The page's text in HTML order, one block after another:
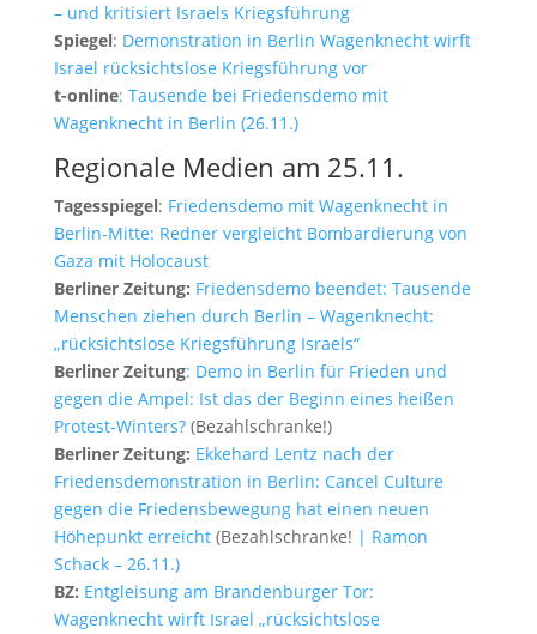
– und kritisiert Israels Kriegsführung
Spiegel: Demonstration in Berlin Wagenknecht wirft
Israel rücksichtslose Kriegsführung vor
t-online: Tausende bei Friedensdemo mit
Wagenknecht in Berlin (26.11.)
Regionale Medien am 25.11.
Tagesspiegel: Friedensdemo mit Wagenknecht in
Berlin-Mitte: Redner vergleicht Bombardierung von
Gaza mit Holocaust
Berliner Zeitung: Friedensdemo beendet: Tausende
Menschen ziehen durch Berlin – Wagenknecht:
„rücksichtslose Kriegsführung Israels“
Berliner Zeitung: Demo in Berlin für Frieden und
gegen die Ampel: Ist das der Beginn eines heißen
Protest-Winters?(Bezahlschranke!)
Berliner Zeitung: Ekkehard Lentz nach der
Friedensdemonstration in Berlin: Cancel Culture
gegen die Friedensbewegung hat einen neuen
Höhepunkt erreicht (Bezahlschranke! | Ramon
Schack – 26.11.)
BZ: Entgleisung am Brandenburger Tor:
Wagenknecht wirft Israel „rücksichtslose